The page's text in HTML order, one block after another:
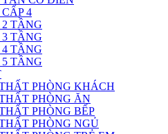
4
TẦNG
TẦNG
TẦNG
TẦNG
PHÒNG KHÁCH
PHÒNG ĂN
PHÒNG BẾP
PHÒNG NGỦ